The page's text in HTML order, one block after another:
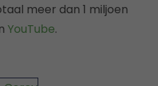
meer dan 1 miljoen
YouTube.